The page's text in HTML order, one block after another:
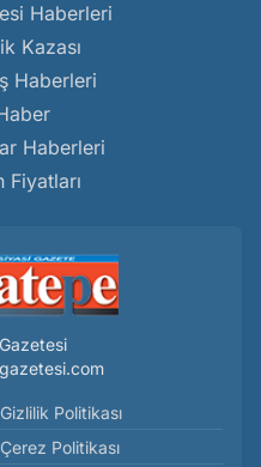
Haberleri
Kazası
Haberleri
Haberleri
Fiyatları
Gizlilik Politikası
Çerez Politikası